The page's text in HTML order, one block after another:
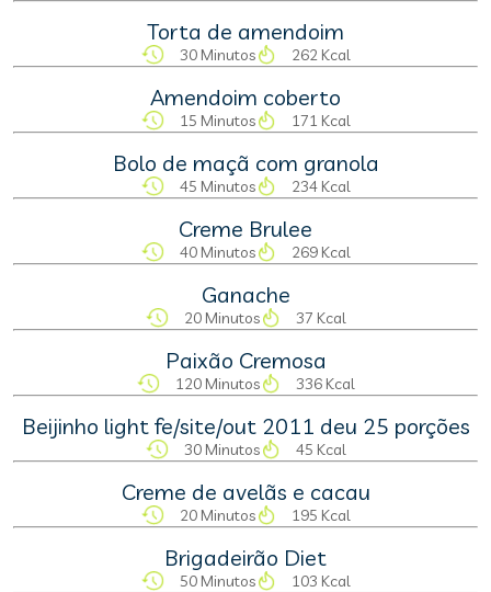
Torta de amendoim
30 Minutos 262 Kcal
Amendoim coberto
15 Minutos 171 Kcal
Bolo de maçã com granola
45 Minutos 234 Kcal
Creme Brulee
40 Minutos 269 Kcal
Ganache
20 Minutos 37 Kcal
Paixão Cremosa
120 Minutos 336 Kcal
Beijinho light fe/site/out 2011 deu 25 porções
30 Minutos 45 Kcal
Creme de avelãs e cacau
20 Minutos 195 Kcal
Brigadeirão Diet
50 Minutos 103 Kcal